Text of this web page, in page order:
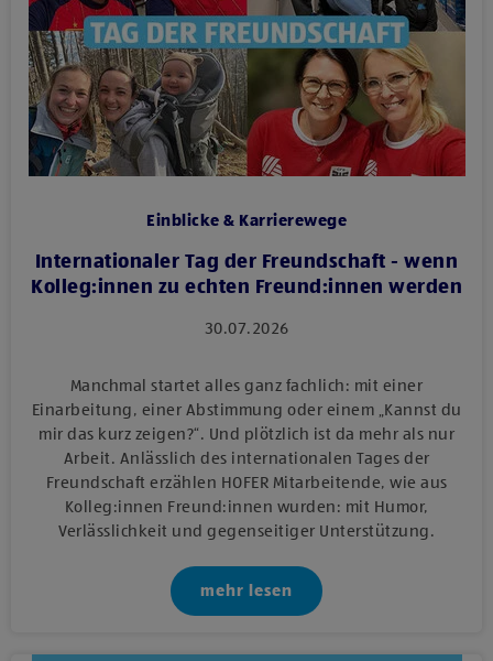
Einblicke & Karrierewege
Internationaler Tag der Freundschaft - wenn
Kolleg:innen zu echten Freund:innen werden
30.07.2026
Manchmal startet alles ganz fachlich: mit einer
Einarbeitung, einer Abstimmung oder einem „Kannst du
mir das kurz zeigen?“. Und plötzlich ist da mehr als nur
Arbeit. Anlässlich des internationalen Tages der
Freundschaft erzählen HOFER Mitarbeitende, wie aus
Kolleg:innen Freund:innen wurden: mit Humor,
Verlässlichkeit und gegenseitiger Unterstützung.
mehr lesen